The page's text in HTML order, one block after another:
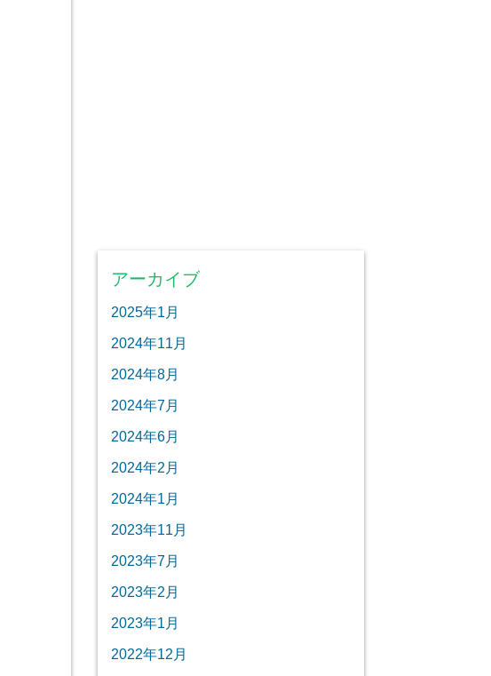
アーカイブ
2025年1月
2024年11月
2024年8月
2024年7月
2024年6月
2024年2月
2024年1月
2023年11月
2023年7月
2023年2月
2023年1月
2022年12月